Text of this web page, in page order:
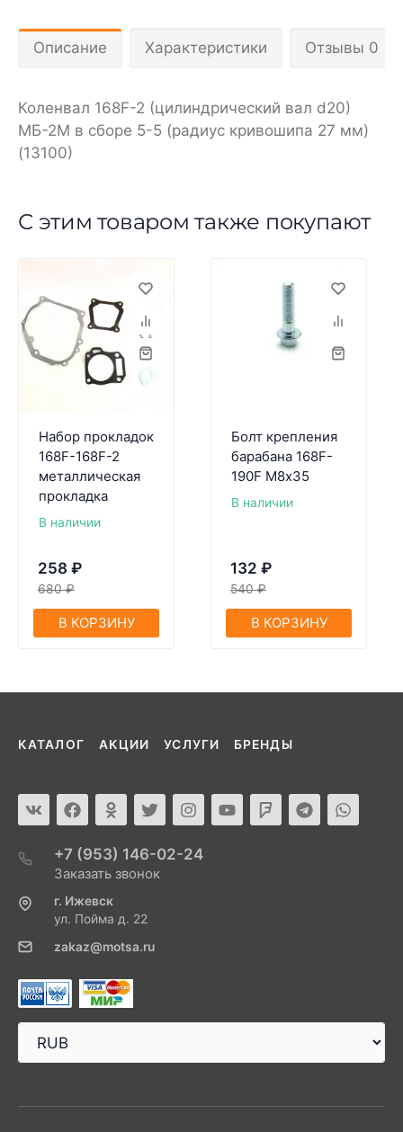
Описание Характеристики Отзывы 0
Коленвал 168F-2 (цилиндрический вал d20)
МБ-2М в сборе 5-5 (радиус кривошипа 27 мм)
(13100)
С этим товаром также покупают
Набор прокладок
168F-168F-2
металлическая
прокладка
В наличии
258 ₽
680 ₽
В КОРЗИНУ
Болт крепления
барабана 168F-
190F M8х35
В наличии
132 ₽
540 ₽
В КОРЗИНУ
КАТАЛОГ АКЦИИ УСЛУГИ БРЕНДЫ
+7 (953) 146-02-24
Заказать звонок
г. Ижевск
ул. Пойма д. 22
zakaz@motsa.ru